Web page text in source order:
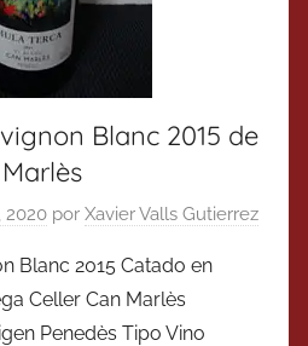
Blanc 2015 de
2020 por Xavier Valls Gutierrez
Blanc 2015 Catado en
Celler Can Marlès
Penedès Tipo Vino